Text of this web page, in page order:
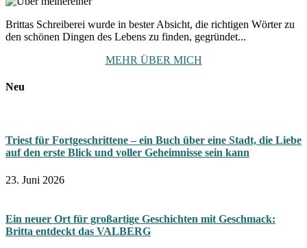
Brittas Schreiberei wurde in bester Absicht, die richtigen Wörter zu
den schönen Dingen des Lebens zu finden, gegründet...
MEHR ÜBER MICH
Neu
Triest für Fortgeschrittene – ein Buch über eine Stadt, die Liebe
auf den erste Blick und voller Geheimnisse sein kann
23. Juni 2026
Ein neuer Ort für großartige Geschichten mit Geschmack:
Britta entdeckt das VALBERG